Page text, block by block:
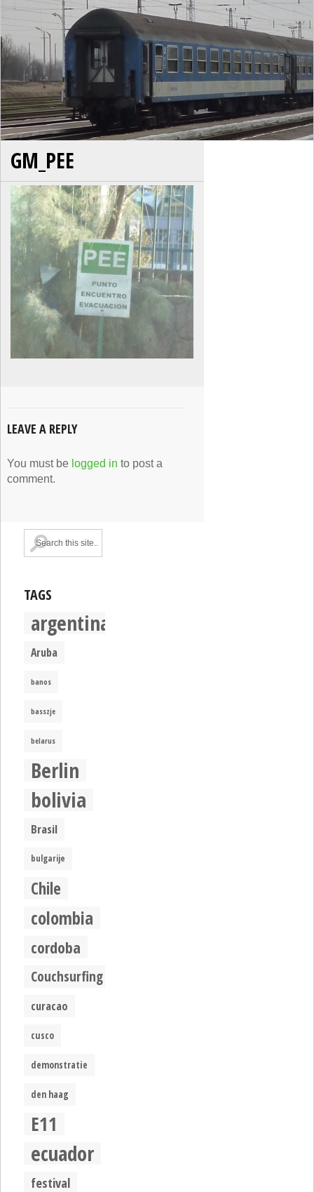
GM_PEE
LEAVE A REPLY
You must be logged in to post a
comment.
TAGS
argentina
Aruba
banos
basszje
belarus
Berlin
bolivia
Brasil
bulgarije
Chile
colombia
cordoba
Couchsurfing
curacao
cusco
demonstratie
den haag
E11
ecuador
festival